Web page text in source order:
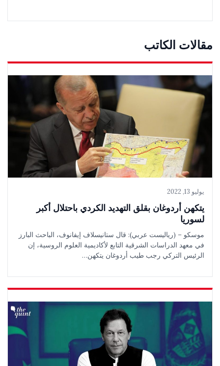
مقالات الكاتب
يوليو 13, 2022
يتكهن أردوغان بقلق التهديد الكردي باحتلال أكبر
لسوريا
موسكو – (رياليست عربي): قال ستانيسلاف إيفانوف، الباحث البارز
في معهد الدراسات الشرقية التابع لأكاديمية العلوم الروسية، إن
الرئيس التركي رجب طيب أردوغان يتكهن…